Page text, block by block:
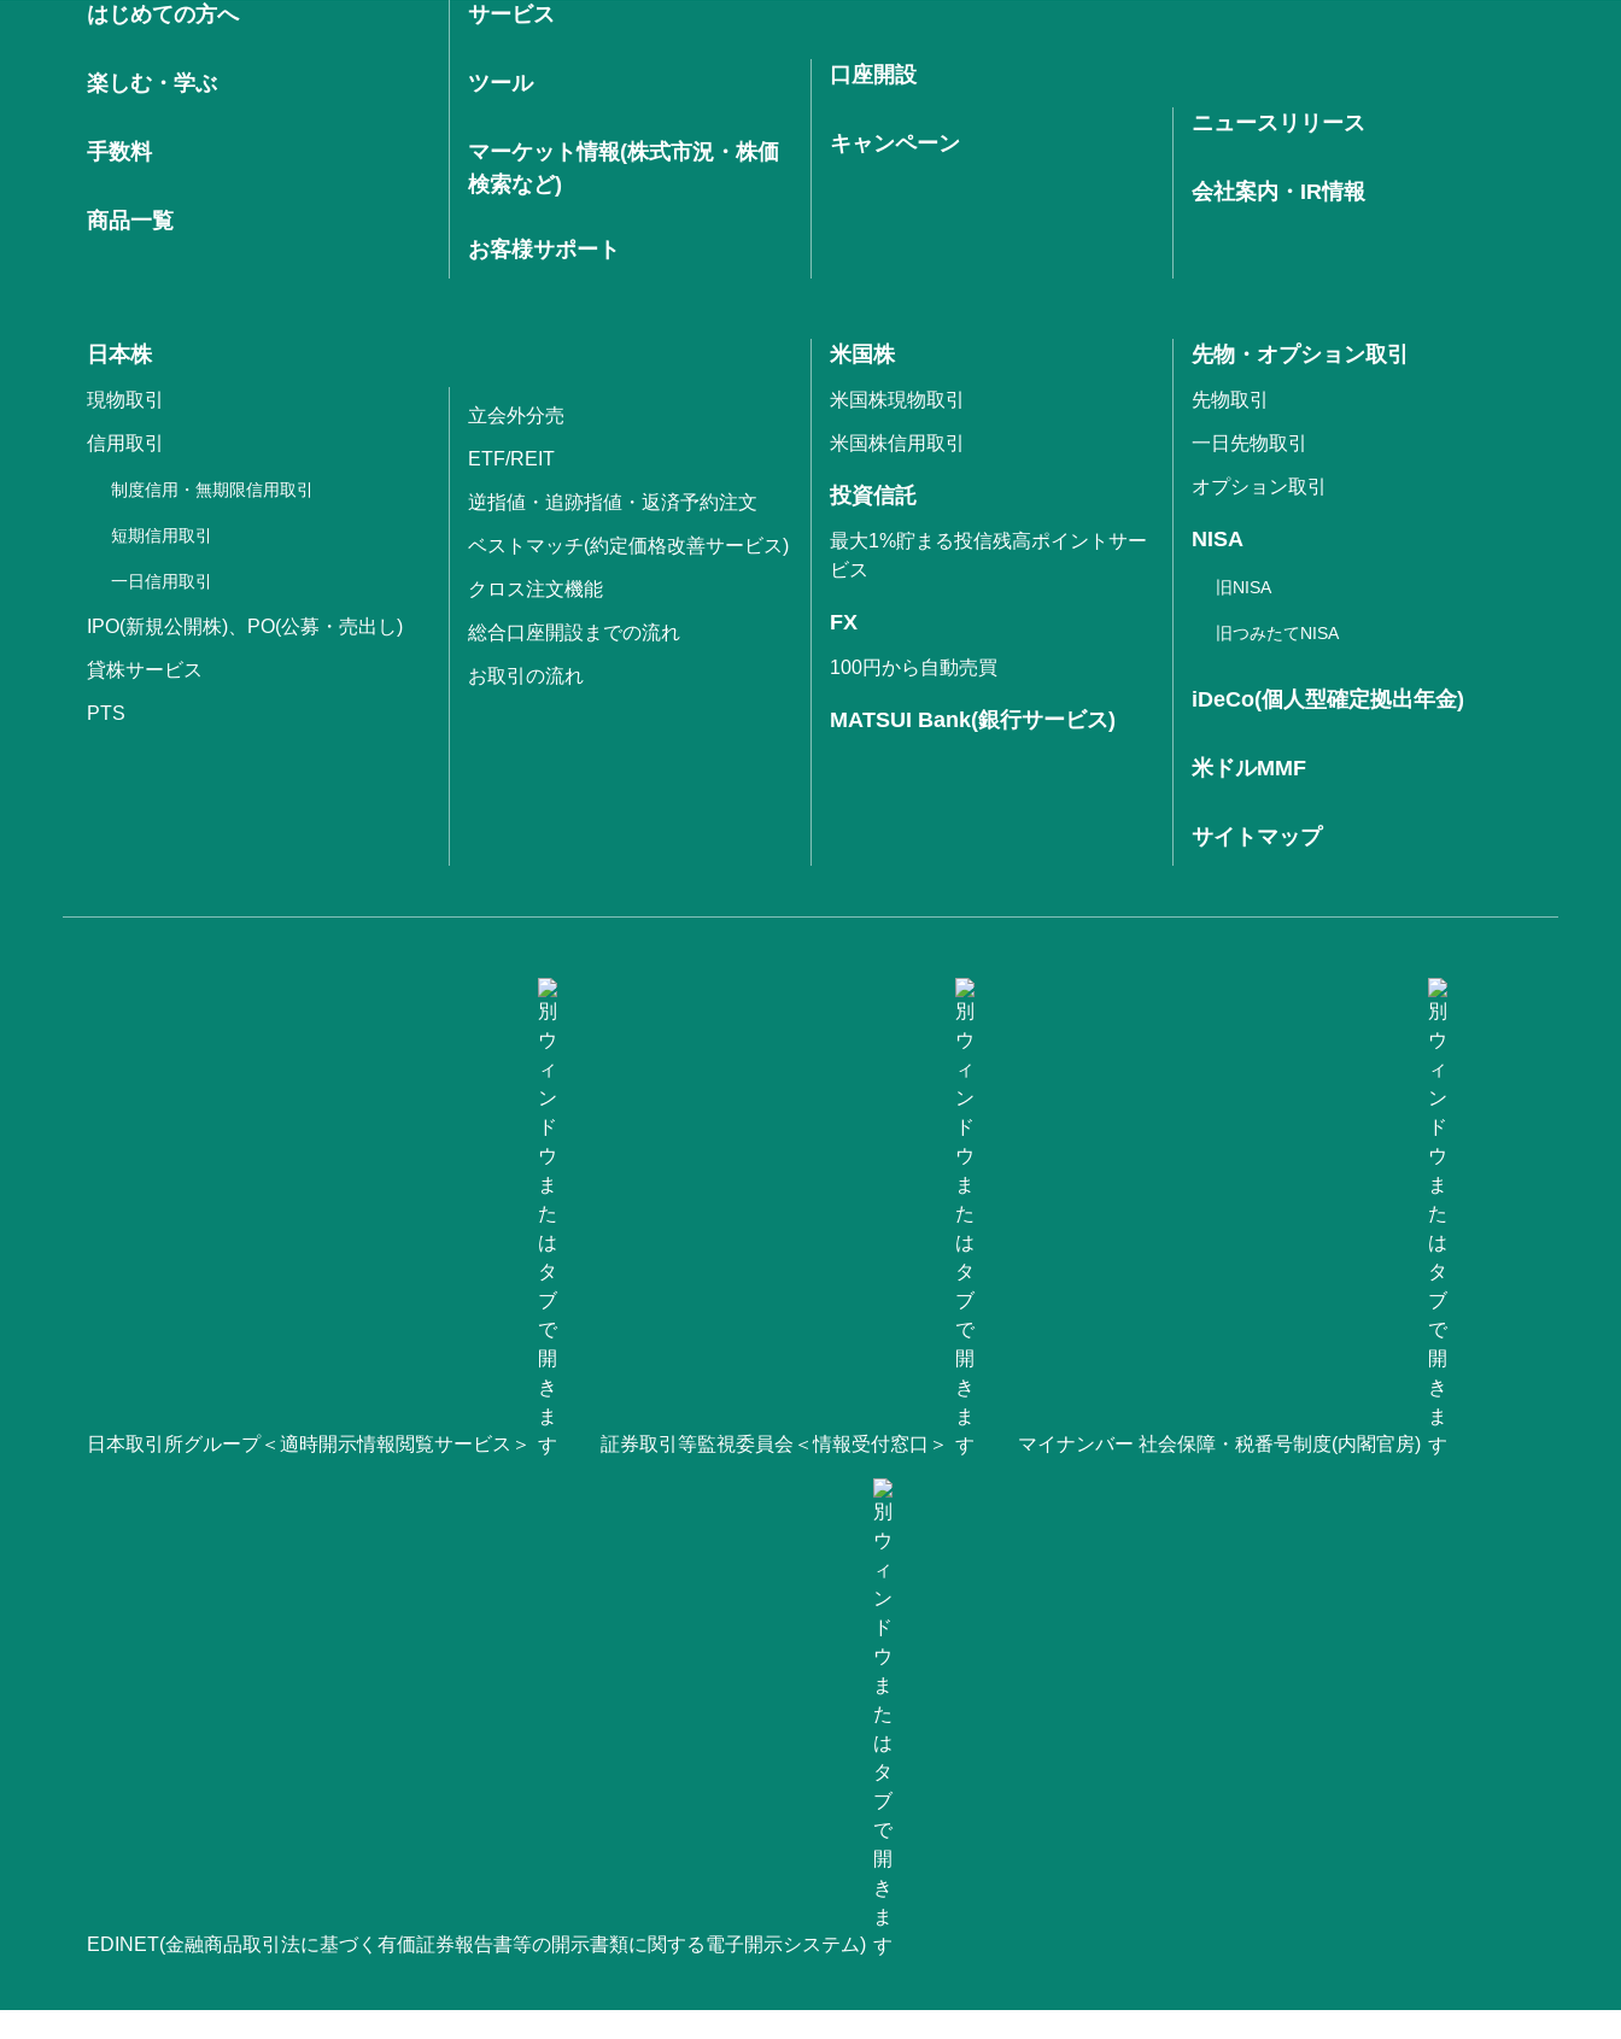
はじめての方へ
楽しむ・学ぶ
手数料
商品一覧
サービス
ツール
マーケット情報(株式市況・株価
検索など)
お客様サポート
口座開設
キャンペーン
ニュースリリース
会社案内・IR情報
日本株
現物取引
信用取引
制度信用・無期限信用取引
短期信用取引
一日信用取引
IPO(新規公開株)、PO(公募・売出し)
貸株サービス
PTS
立会外分売
ETF/REIT
逆指値・追跡指値・返済予約注文
ベストマッチ(約定価格改善サービス)
クロス注文機能
総合口座開設までの流れ
お取引の流れ
米国株
米国株現物取引
米国株信用取引
投資信託
最大1%貯まる投信残高ポイントサー
ビス
FX
100円から自動売買
MATSUI Bank(銀行サービス)
先物・オプション取引
先物取引
一日先物取引
オプション取引
NISA
旧NISA
旧つみたてNISA
iDeCo(個人型確定拠出年金)
米ドルMMF
サイトマップ
日本取引所グループ＜適時開示情報閲覧サービス＞ 証券取引等監視委員会＜情報受付窓口＞ マイナンバー 社会保障・税番号制度(内閣官房)
EDINET(金融商品取引法に基づく有価証券報告書等の開示書類に関する電子開示システム)